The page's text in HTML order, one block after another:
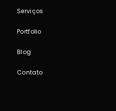
Serviços
Portfolio
Blog
Contato